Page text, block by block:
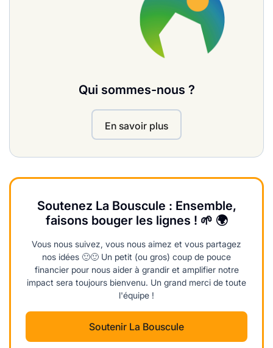
Qui sommes-nous ?
En savoir plus
Soutenez La Bouscule : Ensemble,
faisons bouger les lignes ! 🌱 🌍
Vous nous suivez, vous nous aimez et vous partagez
nos idées 🙂🙂 Un petit (ou gros) coup de pouce
financier pour nous aider à grandir et amplifier notre
impact sera toujours bienvenu. Un grand merci de toute
l'équipe !
Soutenir La Bouscule